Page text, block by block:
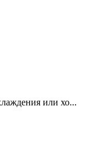
или хо...